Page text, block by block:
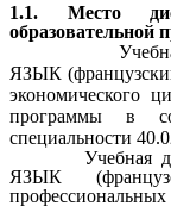
1.1. Место
образовательной
Учебная
ЯЗЫК
экономического
программы в
специальности
Учебная
ЯЗЫК